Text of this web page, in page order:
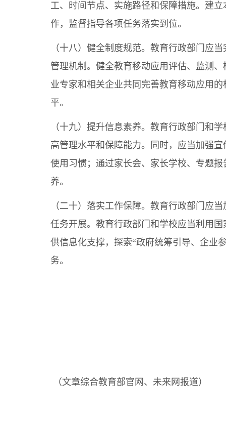
工、时间节点、实施路径和保障措施。建
作，监督指导各项任务落实到位。
（十八）健全制度规范。教育行政部门应
管理机制。健全教育移动应用评估、监测
业专家和相关企业共同完善教育移动应用
平。
（十九）提升信息素养。教育行政部门和
高管理水平和保障能力。同时，应当加强
使用习惯；通过家长会、家长学校、专题
养。
（二十）落实工作保障。教育行政部门应
任务开展。教育行政部门和学校应当利用
供信息化支撑，探索“政府统筹引导、企业
务。
（文章综合教育部官网、未来网报道）